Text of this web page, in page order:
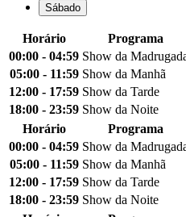
Sábado
Horário Programa
00:00 - 04:59 Show da
05:00 - 11:59 Show da Manhã
12:00 - 17:59 Show da Tarde
18:00 - 23:59 Show da Noite
Horário
Programa
00:00 - 04:59 Show da
05:00 - 11:59 Show da Manhã
12:00 - 17:59 Show da Tarde
18:00 - 23:59 Show da Noite